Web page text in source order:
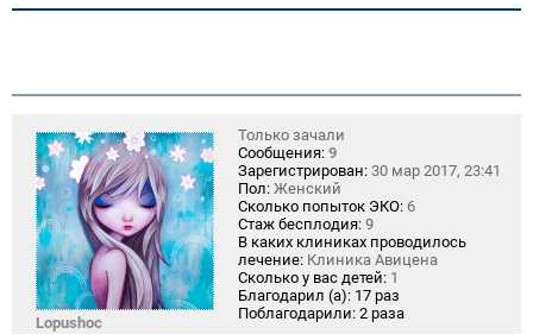
Lopushoc
Только зачали
Сообщения: 9
Зарегистрирован: 30 мар 2017, 23:41
Пол: Женский
Сколько попыток ЭКО: 6
Стаж бесплодия: 9
В каких клиниках проводилось
лечение: Клиника Авицена
Сколько у вас детей: 1
Благодарил (а): 17 раз
Поблагодарили: 2 раза